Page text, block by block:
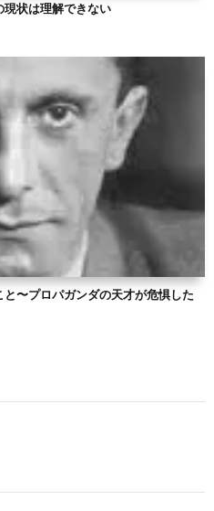
現状は理解できない
〜プロパガンダの天才が危惧した